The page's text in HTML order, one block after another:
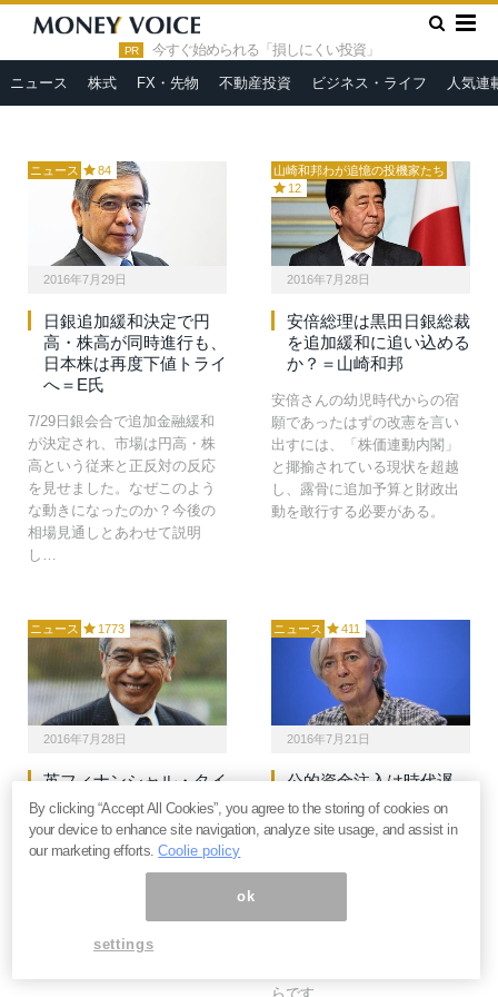
PR 今すぐ始められる「損しにくい投資」
ニュース 株式 FX・先物 不動産投資 ビジネス・ライフ 人気連
HOME » 英国EU離脱問題
千円とも言う。しかしそれは
人工的カンヌキ相場が結局ど
うなるかということを歴史に
学んでいない未熟な言い分
円の29日(金)ですら、英EU離
脱ショック6月24日Wボトムか
らの2,075円幅の戻り高値、7
月2…
ニュース 84
2016年7月29日
日銀追加緩和決定で円
高・株高が同時進行も、
日本株は再度下値トライ
へ＝E氏
7/29日銀会合で追加金融緩和
が決定され、市場は円高・株
高という従来と正反対の反応
を見せました。なぜこのよう
な動きになったのか？今後の
相場見通しとあわせて説明
し…
山崎和邦わが追憶の投機家たち
12
2016年7月28日
安倍総理は黒田日銀総裁
を追加緩和に追い込める
か？＝山崎和邦
安倍さんの幼児時代からの宿
願であったはずの改憲を言い
出すには、「株価連動内閣」
と揶揄されている現状を超越
し、露骨に追加予算と財政出
動を敢行する必要がある。
ニュース 1773
2016年7月28日
英フィナンシャル・タイ
ムズが「日本撤退」を投
資家に勧める理由
7月日銀会合への期待が高まっ
ナンシャル・タイムズ（6月27
日）が、日本の現状を簡潔に
ニュース 411
2016年7月21日
公的資金注入は時代遅
れ。IMFがイタリアに仕
掛ける「詐欺」の新手口
入で税金が奪われていること
らです…
By clicking “Accept All Cookies”, you agree to the storing of cookies on
your device to enhance site navigation, analyze site usage, and assist in
our marketing efforts.Coolie policy
ok
settings